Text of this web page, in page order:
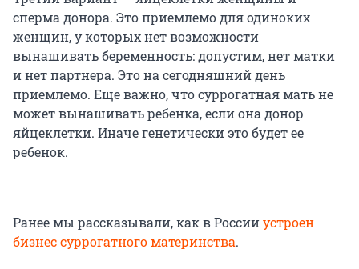
сперма донора. Это приемлемо для одиноких
женщин, у которых нет возможности
вынашивать беременность: допустим, нет матки
и нет партнера. Это на сегодняшний день
приемлемо. Еще важно, что суррогатная мать не
может вынашивать ребенка, если она донор
яйцеклетки. Иначе генетически это будет ее
ребенок.
Ранее мы рассказывали, как в Россииустроен
бизнес суррогатного материнства.